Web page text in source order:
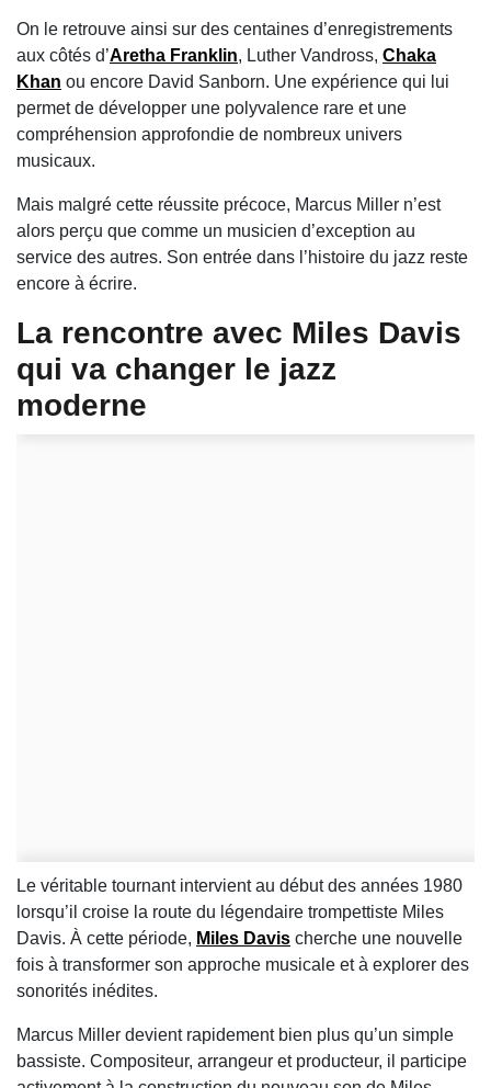
On le retrouve ainsi sur des centaines d’enregistrements
aux côtés d’Aretha Franklin, Luther Vandross, Chaka
Khan ou encore David Sanborn. Une expérience qui lui
permet de développer une polyvalence rare et une
compréhension approfondie de nombreux univers
musicaux.
Mais malgré cette réussite précoce, Marcus Miller n’est
alors perçu que comme un musicien d’exception au
service des autres. Son entrée dans l’histoire du jazz reste
encore à écrire.
La rencontre avec Miles Davis
qui va changer le jazz
moderne
Le véritable tournant intervient au début des années 1980
lorsqu’il croise la route du légendaire trompettiste Miles
Davis. À cette période, Miles Davis cherche une nouvelle
fois à transformer son approche musicale et à explorer des
sonorités inédites.
Marcus Miller devient rapidement bien plus qu’un simple
bassiste. Compositeur, arrangeur et producteur, il participe